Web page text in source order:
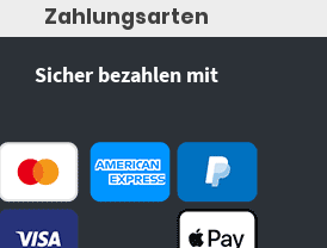
Zahlungsarten
Sicher bezahlen mit